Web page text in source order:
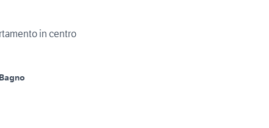
in centro